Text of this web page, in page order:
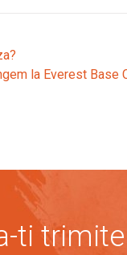
la Everest Base
ti